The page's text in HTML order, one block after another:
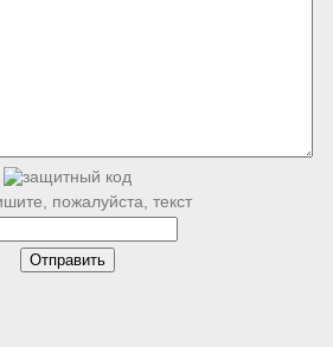
пожалуйста, текст